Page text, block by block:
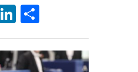
LinkedIn